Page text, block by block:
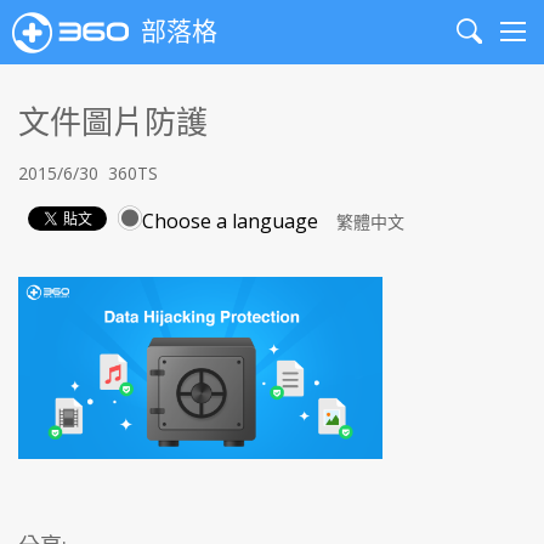
部落格
Search
文件圖片防護
2015/6/30 360TS
Choose a language